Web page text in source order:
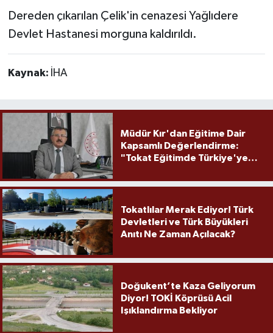
Dereden çıkarılan Çelik'in cenazesi Yağlıdere
Devlet Hastanesi morguna kaldırıldı.
Kaynak: İHA
Müdür Kır'dan Eğitime Dair
Kapsamlı Değerlendirme:
"Tokat Eğitimde Türkiye'ye
Tokatlılar Merak Ediyor! Türk
Devletleri ve Türk Büyükleri
Anıtı Ne Zaman Açılacak?
Doğukent’te Kaza Geliyorum
Diyor! TOKİ Köprüsü Acil
Işıklandırma Bekliyor